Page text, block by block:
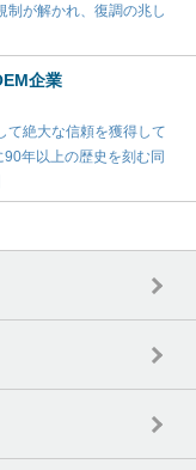
制が解かれ、復調の兆し
企業
て絶大な信頼を獲得して
年以上の歴史を刻む同